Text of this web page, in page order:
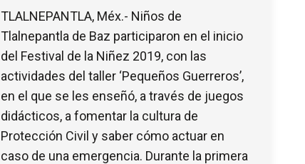
TLALNEPANTLA, Méx.- Niños de
Tlalnepantla de Baz participaron en el inicio
del Festival de la Niñez 2019, con las
actividades del taller ‘Pequeños Guerreros’,
en el que se les enseñó, a través de juegos
didácticos, a fomentar la cultura de
Protección Civil y saber cómo actuar en
caso de una emergencia. Durante la primera